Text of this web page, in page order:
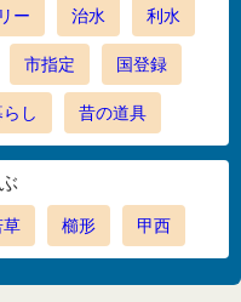
ー 治水 利水
市指定 国登録
し 昔の道具
草 櫛形 甲西